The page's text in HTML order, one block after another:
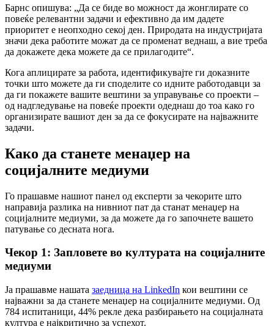
Барнс опишува: „Да се ​​биде во можност да жонглирате со
повеќе релевантни задачи и ефективно да им дадете
приоритет е неопходно секој ден. Природата на индустријата
значи дека работите можат да се променат веднаш, а вие треба
да докажете дека можете да се прилагодите“.
Кога аплицирате за работа, идентификувајте ги доказните
точки што можете да ги споделите со идните работодавци за
да ги покажете вашите вештини за управување со проекти –
од надгледување на повеќе проекти одеднаш до тоа како го
организирате вашиот ден за да се фокусирате на најважните
задачи.
Како да станете менаџер на
социјалните медиуми
Го прашавме нашиот панел од експерти за чекорите што
направија разлика на нивниот пат да станат менаџер на
социјалните медиуми, за да можете да го започнете вашето
патување со десната нога.
Чекор 1: Запловете во културата на социјалните
медиуми
Ја прашавме нашата заедница на LinkedIn кои вештини се
најважни за да станете менаџер на социјалните медиуми. Од
784 испитаници, 44% рекле дека разбирањето на социјалната
култура е најкритично за успехот.